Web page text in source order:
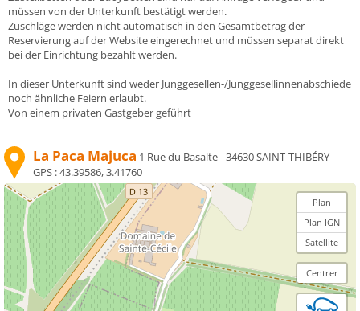
müssen von der Unterkunft bestätigt werden.
Zuschläge werden nicht automatisch in den Gesamtbetrag der
Reservierung auf der Website eingerechnet und müssen separat direkt
bei der Einrichtung bezahlt werden.
In dieser Unterkunft sind weder Junggesellen-/Junggesellinnenabschiede
noch ähnliche Feiern erlaubt.
Von einem privaten Gastgeber geführt
La Paca Majuca 1 Rue du Basalte - 34630 SAINT-THIBÉRY
GPS :43.39586, 3.41760
Plan
Plan IGN
Satellite
Centrer